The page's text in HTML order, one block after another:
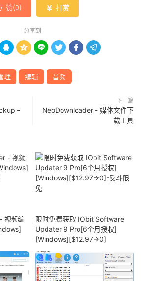
赞(0)  打赏
分享到
     
理 编辑 音频
–
下一篇
NeoDownloader - 媒体文件下
载工具
视频编
限时免费获取 IObit Software
Updater 9 Pro[6个月授权]
[Windows][$12.97→0]